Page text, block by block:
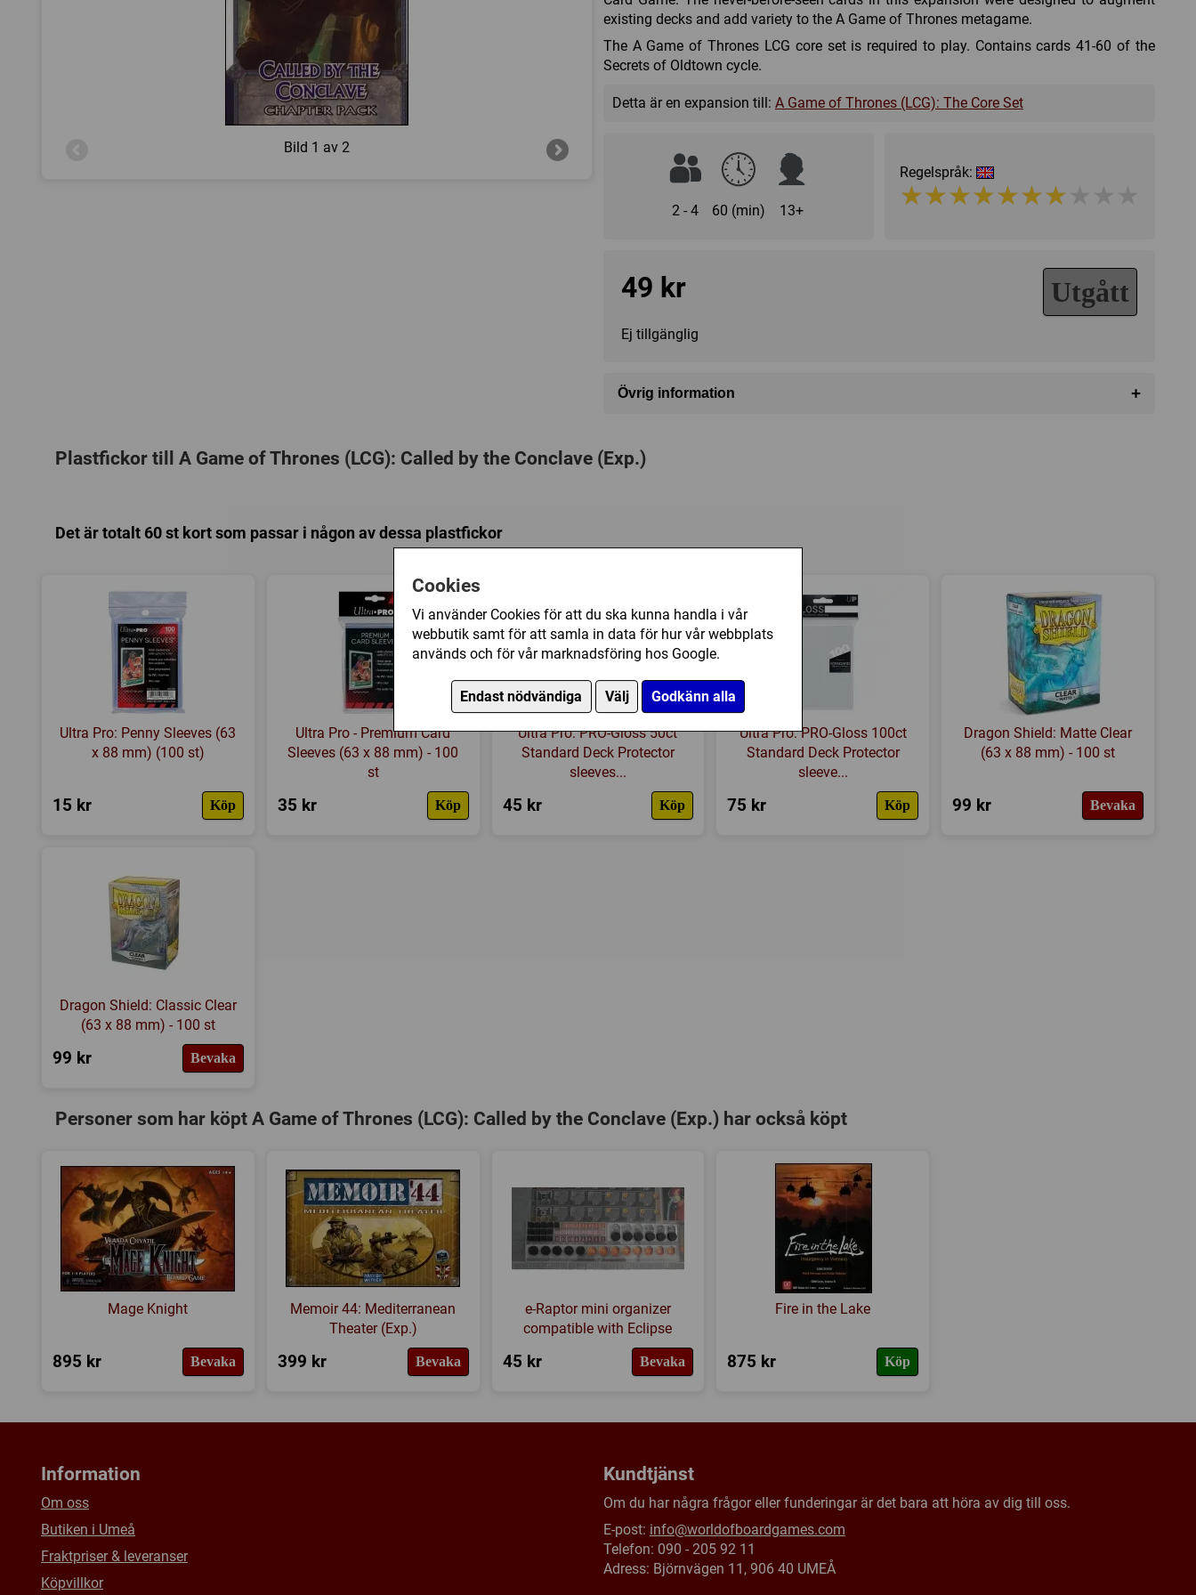
Cookies
Vi använder Cookies för att du ska kunna handla i vår
webbutik samt för att samla in data för hur vår webbplats
används och för vår marknadsföring hos Google.
Endast nödvändiga Välj Godkänn alla
Bild 1 av 2
existing decks and add variety to the A Game of Thrones metagame.
The A Game of Thrones LCG core set is required to play. Contains cards 41-60 of the
Secrets of Oldtown cycle.
Detta är en expansion till: A Game of Thrones (LCG): The Core Set
2 - 4 60 (min) 13+
Regelspråk:
★★★★★★★★★★
★★★★★★★★★★
49 kr Utgått
Ej tillgänglig
Övrig information +
Serie:
Plastfickor till A Game of Thrones (LCG): Called by the Conclave (Exp.)
Det är totalt 60 st kort som passar i någon av dessa plastfickor
Ultra Pro: Penny Sleeves (63
x 88 mm) (100 st)
15 kr Köp
Ultra Pro - Premium Card
Sleeves (63 x 88 mm) - 100
st
35 kr Köp
Ultra Pro: PRO-Gloss 50ct
Standard Deck Protector
sleeves...
45 kr Köp
Ultra Pro: PRO-Gloss 100ct
Standard Deck Protector
sleeve...
75 kr Köp
Dragon Shield: Matte Clear
(63 x 88 mm) - 100 st
99 kr Bevaka
Dragon Shield: Classic Clear
(63 x 88 mm) - 100 st
99 kr Bevaka
Personer som har köpt A Game of Thrones (LCG): Called by the Conclave (Exp.) har också köpt
Mage Knight
895 kr Bevaka
Memoir 44: Mediterranean
Theater (Exp.)
399 kr Bevaka
e-Raptor mini organizer
compatible with Eclipse
45 kr Bevaka
Fire in the Lake
875 kr Köp
Information
Om oss
Butiken i Umeå
Fraktpriser & leveranser
Köpvillkor
Kundtjänst
Om du har några frågor eller funderingar är det bara att höra av dig till oss.
E-post: info@worldofboardgames.com
Telefon: 090 - 205 92 11
Adress: Björnvägen 11, 906 40 UMEÅ